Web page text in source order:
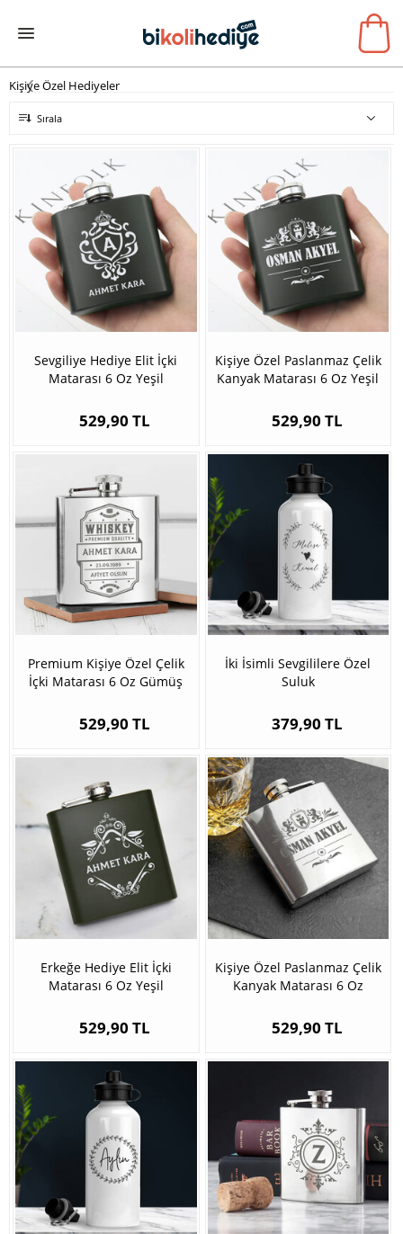
Kişiye Özel Hediyeler
Sırala
Sevgiliye Hediye Elit İçki
Matarası 6 Oz Yeşil
529,90 TL
Kişiye Özel Paslanmaz Çelik
Kanyak Matarası 6 Oz Yeşil
529,90 TL
Premium Kişiye Özel Çelik
İçki Matarası 6 Oz Gümüş
529,90 TL
İki İsimli Sevgililere Özel
Suluk
379,90 TL
Erkeğe Hediye Elit İçki
Matarası 6 Oz Yeşil
529,90 TL
Kişiye Özel Paslanmaz Çelik
Kanyak Matarası 6 Oz
529,90 TL